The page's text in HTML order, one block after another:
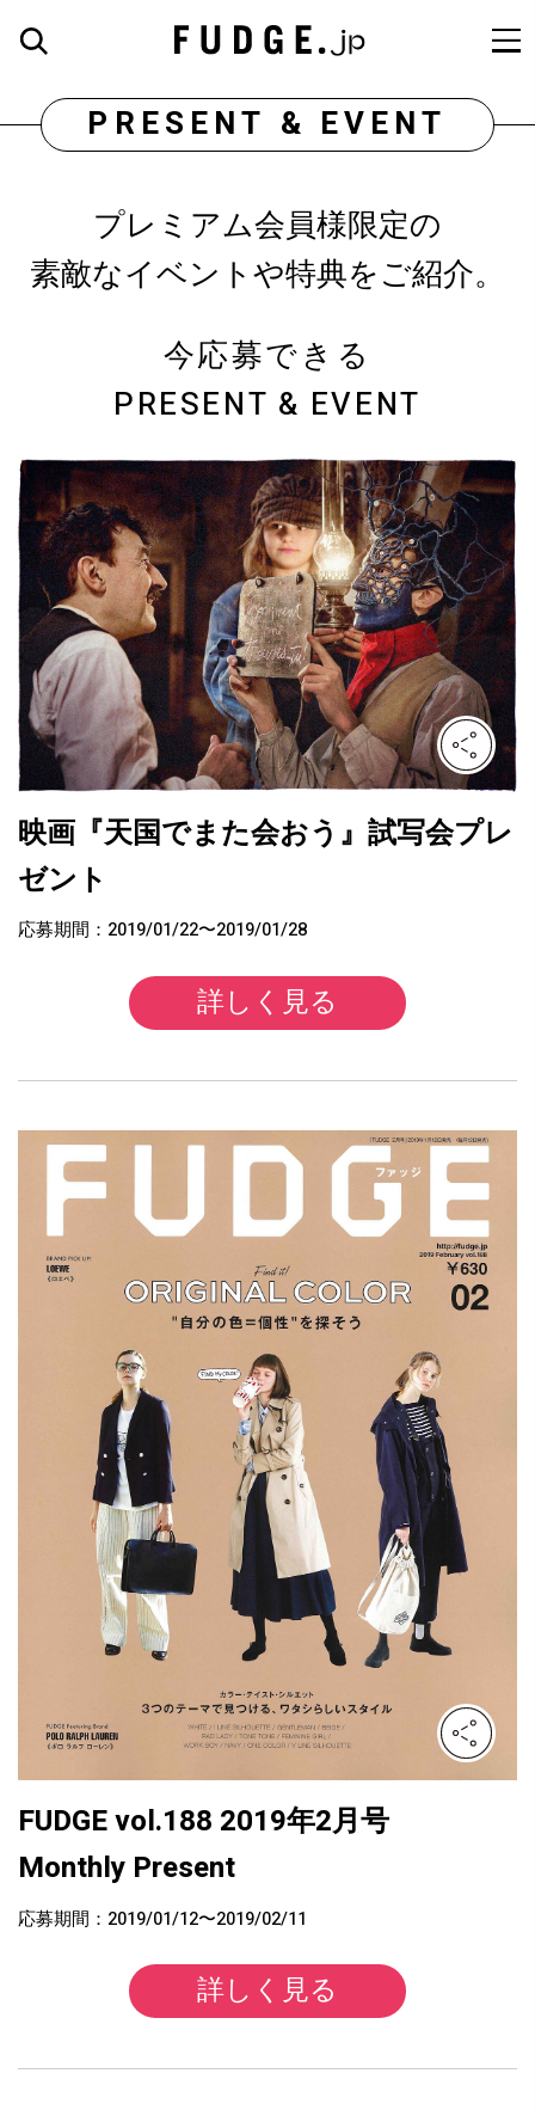
PRESENT & EVENT
プレミアム会員様限定の
素敵なイベントや特典をご紹介。
今応募できる
PRESENT & EVENT
映画『天国でまた会おう』試写会プレ
ゼント
応募期間：2019/01/22〜2019/01/28
詳しく見る
FUDGE vol.188 2019年2月号
Monthly Present
応募期間：2019/01/12〜2019/02/11
詳しく見る